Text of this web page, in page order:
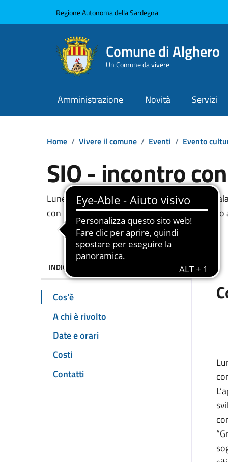
Regione Autonoma della Sardegna
Comune di Alghero
Un Comune da vivere
Amministrazione Novità Servizi
Home / Vivere il comune / Eventi / Evento
SIO - incontro
Dettaglio
Lunedì 27 maggio, alle ore 15,30, presso la
con gli operatori del sistema ricettivo
INDICE DELLA PAGINA
Cos'è
A chi è rivolto
Date e orari
Costi
Contatti